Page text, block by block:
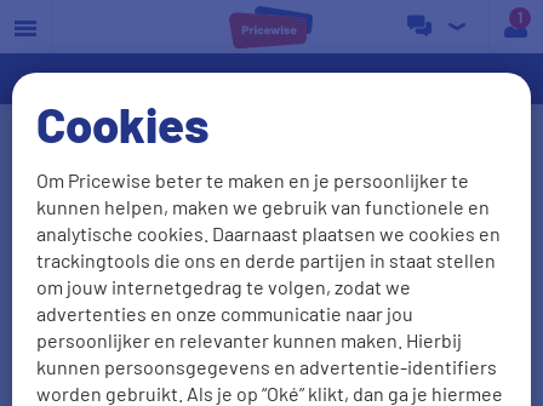
Cookies
Om Pricewise beter te maken en je persoonlijker te
kunnen helpen, maken we gebruik van functionele en
analytische cookies. Daarnaast plaatsen we cookies en
trackingtools die ons en derde partijen in staat stellen
om jouw internetgedrag te volgen, zodat we
advertenties en onze communicatie naar jou
persoonlijker en relevanter kunnen maken. Hierbij
kunnen persoonsgegevens en advertentie-identifiers
worden gebruikt. Als je op “Oké” klikt, dan ga je hiermee
a
overstappers vergelijken
We waarderen het als onze klanten vertellen wat ze
van ons vinden. Het liefst zien we natuurlijk dat je
tevreden bent, maar ook kritiek is welkom: daar
leren we van! Zo kunnen we je in de toekomst
alleen maar beter van dienst zijn. Hieronder lees je